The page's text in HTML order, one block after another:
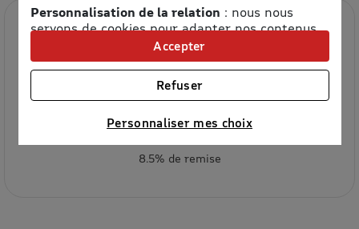
Etam
8.5% de remise
Personnalisation de la relation : nous nous
servons de cookies pour adapter nos contenus
et personnaliser nos offres
Univers publicitaire: nous utilisons avec nos
partenaires des cookies pour afficher des
publicités personnalisées
Connaître notre politique cookies et la liste de nos
Personnaliser mes choix
Refuser
Accepter